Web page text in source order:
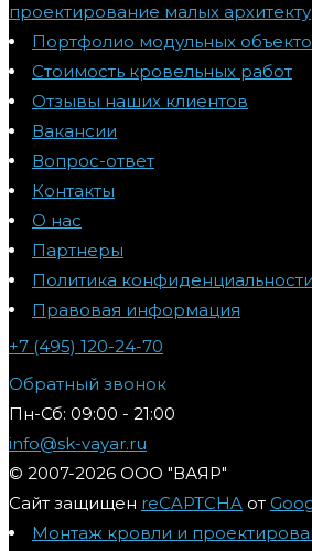
проектирование малых
Портфолио модульных
Стоимость кровельных работ
Отзывы наших клиентов
Вакансии
Вопрос-ответ
Контакты
О нас
Партнеры
Политика конфиденциальности
Правовая информация
+7 (495) 120-24-70
Обратный звонок
Пн-Сб: 09:00 - 21:00
info@sk-vayar.ru
© 2007-2026 ООО "ВАЯР"
Сайт защищен reCAPTCHA от
Монтаж кровли и